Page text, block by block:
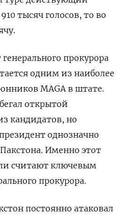
тысяч голосов, то во
прокурора
одним из наиболее
MAGA в штате.
открытой
кандидатов, но
однозначно
Именно этот
считают ключевым
прокурора.
постоянно атаковал